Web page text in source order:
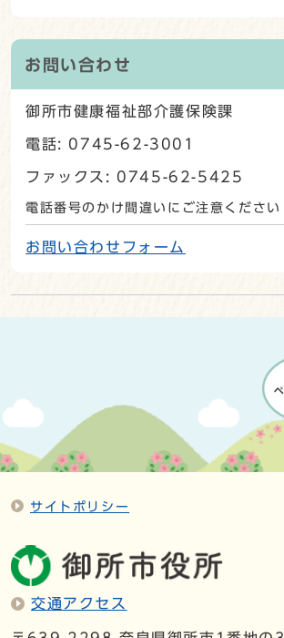
お問い合わせ
御所市健康福祉部介護保険課
電話: 0745-62-3001
ファックス: 0745-62-5425
電話番号のかけ間違いにご注意ください
お問い合わせフォーム
サイトポリシー
交通アクセス